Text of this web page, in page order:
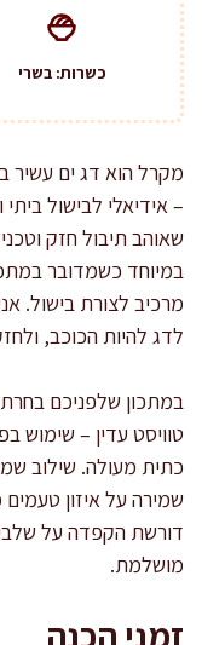
כשרות: בשרי
מקרל הוא דג ים עשיר
– אידיאלי לבישול
שאוהב תיבול חזק
במיוחד כשמדובר
מרכיב לצורת בישול.
לדג להיות הכוכב,
במתכון שלפניכם
טוויסט עדין – שימוש
כתית מעולה. שילוב
שמירה על איזון
דורשת הקפדה על
מושלמת.
זמני הכנה